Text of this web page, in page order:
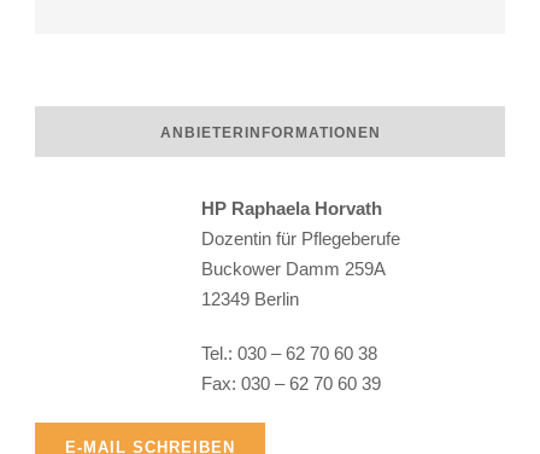
ANBIETERINFORMATIONEN
HP Raphaela Horvath
Dozentin für Pflegeberufe
Buckower Damm 259A
12349 Berlin
Tel.: 030 – 62 70 60 38
Fax: 030 – 62 70 60 39
E-MAIL SCHREIBEN